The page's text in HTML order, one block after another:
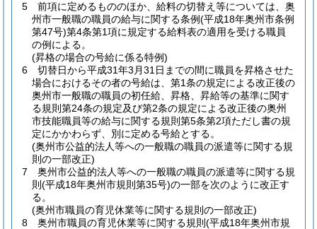
5
前項に定めるもののほか、給料の切替え等については、奥
州市一般職の職員の給与に関する条例(平成18年奥州市条例
第47号)第4条第1項に規定する給料表の適用を受ける職員
の例による。
(昇格の場合の号給に係る特例)
6
切替日から平成31年3月31日までの間に職員を昇格させた
場合におけるその者の号給は、第1条の規定による改正後の
奥州市一般職の職員の初任給、昇格、昇給等の基準に関す
る規則第24条の規定及び第2条の規定による改正後の奥州
市技能職員等の給与に関する規則第5条第2項ただし書の規
定にかかわらず、別に定める号給とする。
(奥州市公益的法人等への一般職の職員の派遣等に関する規
則の一部改正)
7
奥州市公益的法人等への一般職の職員の派遣等に関する規
則 (平成18年奥州市規則第35号)の一部を次のように改正す
る。
(奥州市職員の育児休業等に関する規則の一部改正)
8
奥州市職員の育児休業等に関する規則 (平成18年奥州市規